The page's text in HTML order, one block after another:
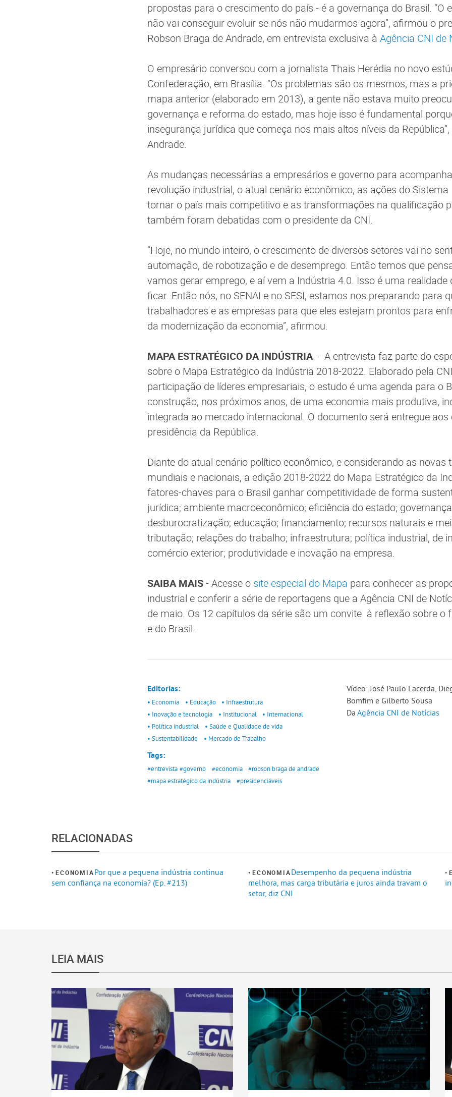
propostas para o crescimento do país - é a governança do Brasil. “O
não vai conseguir evoluir se nós não mudarmos agora”, afirmou o
Robson Braga de Andrade, em entrevista exclusiva à Agência CNI de
O empresário conversou com a jornalista Thais Herédia no novo
Confederação, em Brasília. “Os problemas são os mesmos, mas a
mapa anterior (elaborado em 2013), a gente não estava muito
governança e reforma do estado, mas hoje isso é fundamental
insegurança jurídica que começa nos mais altos níveis da
Andrade.
As mudanças necessárias a empresários e governo para
revolução industrial, o atual cenário econômico, as ações do
tornar o país mais competitivo e as transformações na qualificação
também foram debatidas com o presidente da CNI.
“Hoje, no mundo inteiro, o crescimento de diversos setores vai no
automação, de robotização e de desemprego. Então temos que
vamos gerar emprego, e aí vem a Indústria 4.0. Isso é uma realidade
ficar. Então nós, no SENAI e no SESI, estamos nos preparando para
trabalhadores e as empresas para que eles estejam prontos para
da modernização da economia”, afirmou.
MAPA ESTRATÉGICO DA INDÚSTRIA– A entrevista faz parte do
sobre o Mapa Estratégico da Indústria 2018-2022. Elaborado pela
participação de líderes empresariais, o estudo é uma agenda para o
construção, nos próximos anos, de uma economia mais produtiva,
integrada ao mercado internacional. O documento será entregue
presidência da República.
Diante do atual cenário político econômico, e considerando as novas
mundiais e nacionais, a edição 2018-2022 do Mapa Estratégico da
fatores-chaves para o Brasil ganhar competitividade de forma
jurídica; ambiente macroeconômico; eficiência do estado;
desburocratização; educação; financiamento; recursos naturais e
tributação; relações do trabalho; infraestrutura; política industrial, de
comércio exterior; produtividade e inovação na empresa.
SAIBA MAIS- Acesse o site especial do Mapa para conhecer as
industrial e conferir a série de reportagens que a Agência CNI de
de maio. Os 12 capítulos da série são um convite à reflexão sobre o
e do Brasil.
Editorias:
• Economia • Educação
• Infraestrutura
• Inovação e tecnologia
• Institucional
• Internacional
• Política industrial
• Saúde e Qualidade de vida
• Sustentabilidade
• Mercado de Trabalho
Tags:
#entrevista #governo #economia
#robson braga de andrade
#mapa estratégico da indústria
#presidenciáveis
Vídeo: José Paulo Lacerda,
Bomfim e Gilberto Sousa
Da Agência CNI de Notícias
RELACIONADAS
ECONOMIAPor que a pequena indústria continua
sem confiança na economia? (Ep. #213)
ECONOMIADesempenho da pequena indústria
melhora, mas carga tributária e juros ainda travam o
setor, diz CNI
LEIA MAIS